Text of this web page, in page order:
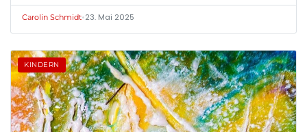
Carolin Schmidt•23. Mai 2025
KINDERN